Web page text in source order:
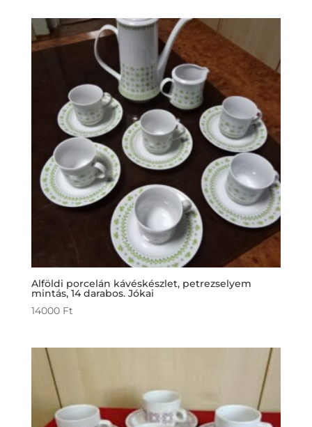
Alföldi porcelán kávéskészlet, petrezselyem
mintás, 14 darabos. Jókai
14000 Ft